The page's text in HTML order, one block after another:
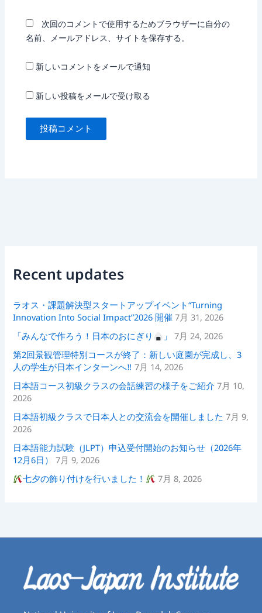
Recent updates
ラオス・課題解決型スタートアップイベント“Turning
Innovation Into Social Impact”2026 開催7月 31, 2026
「みんなで作ろう！日本のおにぎり
」 7月 24, 2026
第2回景観管理特別コースが終了：新しい庭園が完成し、3
人の学生が日本インターンへ‼ 7月 14, 2026
日本語コース初級クラスの会話練習の様子をご紹介 7月 10,
2026
日本語初級クラスで日本人との交流会を開催しました 7月 9,
2026
日本語能力試験（JLPT）申込受付開始のお知らせ（2026年
12月6日） 7月 9, 2026
七夕の飾り付けを行いました！
7月 8, 2026
次回のコメントで使用するためブラウザーに自分の
名前、メールアドレス、サイトを保存する。
新しいコメントをメールで通知
新しい投稿をメールで受け取る